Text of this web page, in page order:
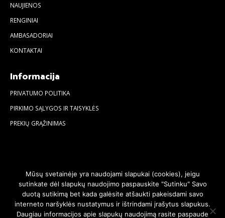
NAUJIENOS
RENGINIAI
AMBASADORIAI
KONTAKTAI
Informacija
PRIVATUMO POLITIKA
PIRKIMO SĄLYGOS IR TAISYKLĖS
PREKIŲ GRĄŽINIMAS
Mūsų svetainėje yra naudojami slapukai (cookies), jeigu
sutinkate dėl slapukų naudojimo paspauskite "Sutinku" Savo
duotą sutikimą bet kada galėsite atšaukti pakeisdami savo
interneto naršyklės nustatymus ir ištrindami įrašytus slapukus.
Daugiau informacijos apie slapukų naudojimą rasite paspaude